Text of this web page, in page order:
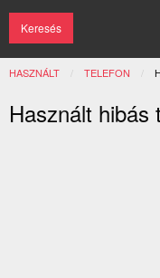
HASZNÁLT TELEFON
Használt hibás